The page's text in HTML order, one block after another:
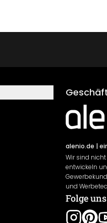
alenio.de |
Wir sind
entwickeln
und
Folge uns